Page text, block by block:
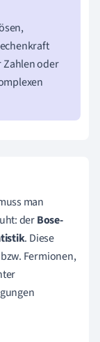
oder
man
derBose-
. Diese
Fermionen,